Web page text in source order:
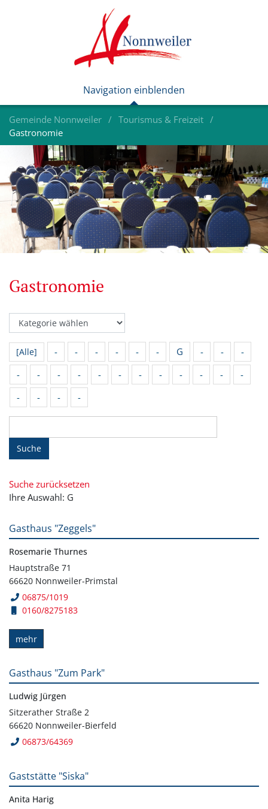
Gemeinde Nonnweiler
Tourismus & Freizeit
Gastronomie
Gastronomie
[Alle] - - - - - - G - -
-
-
- - - - - - - - - -
-
-
- - -
Suche
Suche zurücksetzen
Ihre Auswahl: G
Gasthaus "Zeggels"
Rosemarie Thurnes
Hauptstraße 71
66620 Nonnweiler-Primstal
06875/1019
0160/8275183
mehr
Gasthaus "Zum Park"
Ludwig Jürgen
Sitzerather Straße 2
66620 Nonnweiler-Bierfeld
06873/64369
Gaststätte "Siska"
Anita Harig